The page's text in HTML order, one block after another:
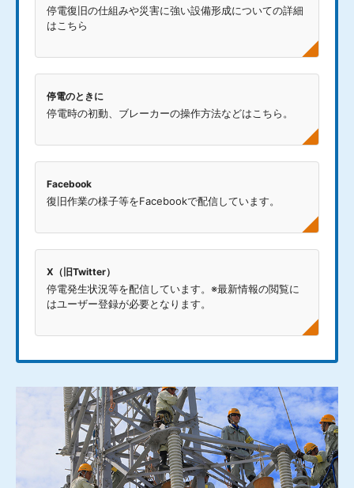
停電復旧の仕組みや災害に強い設備形成についての詳細
はこちら
停電のときに
停電時の初動、ブレーカーの操作方法などはこちら。
Facebook
復旧作業の様子等をFacebookで配信しています。
X（旧Twitter）
停電発生状況等を配信しています。 ※最新情報の閲覧に
はユーザー登録が必要となります。